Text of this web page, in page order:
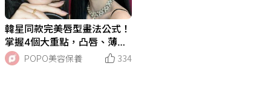
韓星同款完美唇型畫法公式！
掌握4個大重點，凸唇、薄
唇、下垂嘴角...，任何唇型都
能打造糖果水光翹唇！
POPO美容保養 334